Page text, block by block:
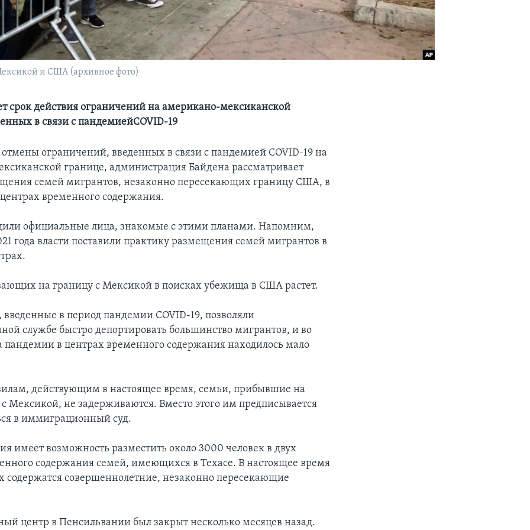
и США (архивное фото)
срок действия ограничений на американо-мексиканской
в связи с пандемиейCOVID-19
ограничений, введенных в связи с пандемией COVID-19 на
границе, администрация Байдена рассматривает
семей мигрантов, незаконно пересекающих границу США, в
временного содержания.
официальные лица, знакомые с этими планами. Напомним,
года власти поставили практику размещения семей мигрантов в
на границу с Мексикой в поисках убежища в США растет.
в период пандемии COVID-19, позволяли
службе быстро депортировать большинство мигрантов, и во
пандемии в центрах временного содержания находилось мало
действующим в настоящее время, семьи, прибывшие на
Мексикой, не задерживаются. Вместо этого им предписывается
в иммиграционный суд.
имеет возможность разместить около 3000 человек в двух
содержания семей, имеющихся в Техасе. В настоящее время
содержатся совершеннолетние, незаконно пересекающие
центр в Пенсильвании был закрыт несколько месяцев назад.